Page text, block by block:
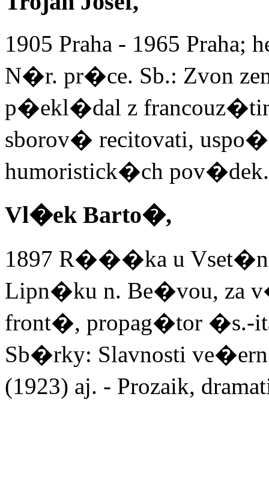
1905 Praha - 1965 Praha;
N�r. pr�ce. Sb.: Zvon
p�ekl�dal z
sborov� recitovati,
humoristick�ch pov�dek.
Vl�ek Barto�,
1897 R���ka u
Lipn�ku n. Be�vou, za
front�, propag�tor �s.-
Sb�rky: Slavnosti
(1923) aj. - Prozaik,